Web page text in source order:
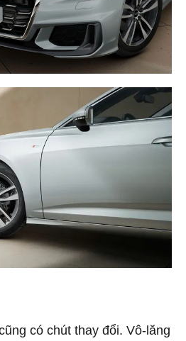
có chút thay đổi. Vô-lăng